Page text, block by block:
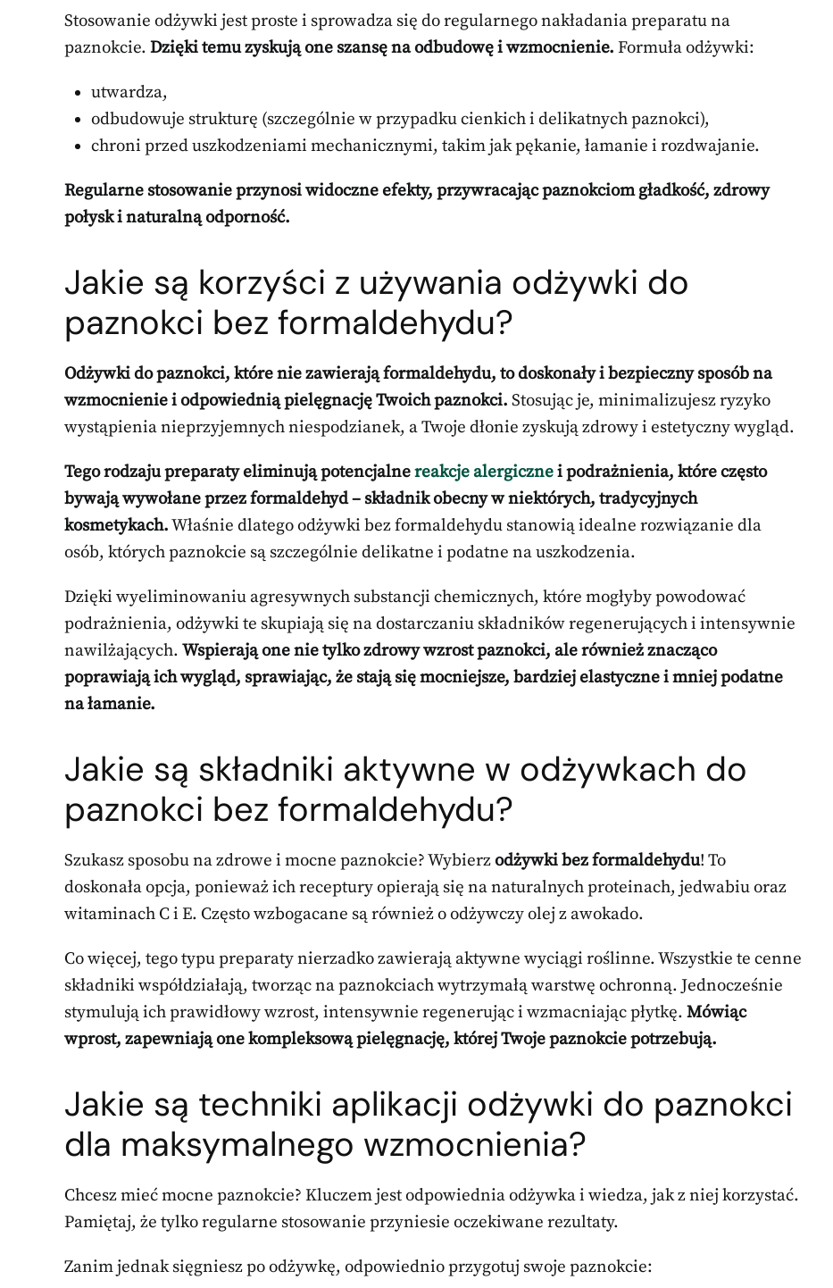
Stosowanie odżywki jest proste i sprowadza się do regularnego nakładania preparatu na
paznokcie. Dzięki temu zyskują one szansę na odbudowę i wzmocnienie. Formuła odżywki:
utwardza,
odbudowuje strukturę (szczególnie w przypadku cienkich i delikatnych paznokci),
chroni przed uszkodzeniami mechanicznymi, takim jak pękanie, łamanie i rozdwajanie.
Regularne stosowanie przynosi widoczne efekty, przywracając paznokciom gładkość, zdrowy
połysk i naturalną odporność.
Jakie są korzyści z używania odżywki do
paznokci bez formaldehydu?
Odżywki do paznokci, które nie zawierają formaldehydu, to doskonały i bezpieczny sposób na
wzmocnienie i odpowiednią pielęgnację Twoich paznokci. Stosując je, minimalizujesz ryzyko
wystąpienia nieprzyjemnych niespodzianek, a Twoje dłonie zyskują zdrowy i estetyczny wygląd.
Tego rodzaju preparaty eliminują potencjalnereakcje alergicznei podrażnienia, które często
bywają wywołane przez formaldehyd – składnik obecny w niektórych, tradycyjnych
kosmetykach.Właśnie dlatego odżywki bez formaldehydu stanowią idealne rozwiązanie dla
osób, których paznokcie są szczególnie delikatne i podatne na uszkodzenia.
Dzięki wyeliminowaniu agresywnych substancji chemicznych, które mogłyby powodować
podrażnienia, odżywki te skupiają się na dostarczaniu składników regenerujących i intensywnie
nawilżających. Wspierają one nie tylko zdrowy wzrost paznokci, ale również znacząco
poprawiają ich wygląd, sprawiając, że stają się mocniejsze, bardziej elastyczne i mniej podatne
na łamanie.
Jakie są składniki aktywne w odżywkach do
paznokci bez formaldehydu?
Szukasz sposobu na zdrowe i mocne paznokcie? Wybierzodżywki bez formaldehydu! To
doskonała opcja, ponieważ ich receptury opierają się na naturalnych proteinach, jedwabiu oraz
witaminach C i E. Często wzbogacane są również o odżywczy olej z awokado.
Co więcej, tego typu preparaty nierzadko zawierają aktywne wyciągi roślinne. Wszystkie te cenne
składniki współdziałają, tworząc na paznokciach wytrzymałą warstwę ochronną. Jednocześnie
stymulują ich prawidłowy wzrost, intensywnie regenerując i wzmacniając płytkę. Mówiąc
wprost, zapewniają one kompleksową pielęgnację, której Twoje paznokcie potrzebują.
Jakie są techniki aplikacji odżywki do paznokci
dla maksymalnego wzmocnienia?
Chcesz mieć mocne paznokcie? Kluczem jest odpowiednia odżywka i wiedza, jak z niej korzystać.
Pamiętaj, że tylko regularne stosowanie przyniesie oczekiwane rezultaty.
Zanim jednak sięgniesz po odżywkę, odpowiednio przygotuj swoje paznokcie: